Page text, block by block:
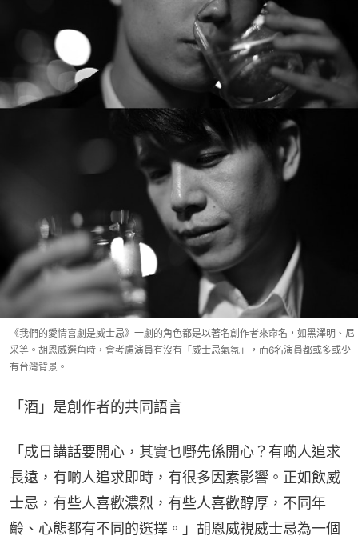
《我們的愛情喜劇是威士忌》一劇的角色都是以著名創作者來命名，如黑澤明、尼
采等。胡恩威選角時，會考慮演員有沒有「威士忌氣氛」，而6名演員都或多或少
有台灣背景。
「酒」是創作者的共同語言
「成日講話要開心，其實乜嘢先係開心？有啲人追求
長遠，有啲人追求即時，有很多因素影響。正如飲威
士忌，有些人喜歡濃烈，有些人喜歡醇厚，不同年
齡、心態都有不同的選擇。」胡恩威視威士忌為一個